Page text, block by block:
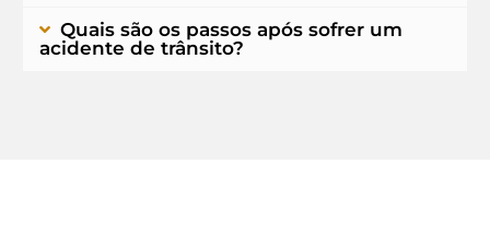
Quais são os passos após sofrer um
acidente de trânsito?